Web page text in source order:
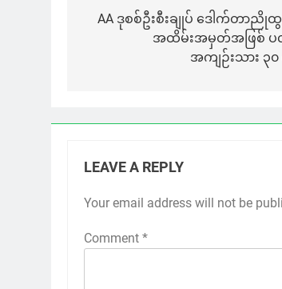
navigation
AA ဒုစစ်ဦးစီးချုပ် ဒေါက်တာညိုထွ
အထိမ်းအမှတ်အဖြစ်
အကျဉ်းသား ၃
LEAVE A REPLY
Your email address will not be
Comment *